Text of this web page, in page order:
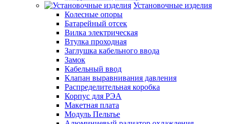
Установочные изделия
Колесные опоры
Батарейный отсек
Вилка электрическая
Втулка проходная
Заглушка кабельного ввода
Замок
Кабельный ввод
Клапан выравнивания давления
Распределительная коробка
Корпус для РЭА
Макетная плата
Модуль Пельтье